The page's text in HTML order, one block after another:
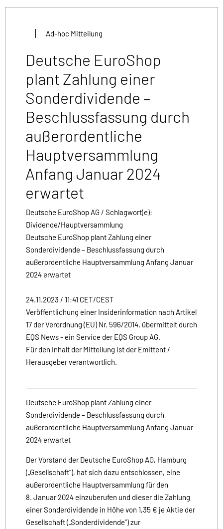
Ad-hoc Mitteilung
Deutsche EuroShop
plant Zahlung einer
Sonderdividende –
Beschlussfassung durch
außerordentliche
Hauptversammlung
Anfang Januar 2024
erwartet
Deutsche EuroShop AG / Schlagwort(e):
Dividende/Hauptversammlung
Deutsche EuroShop plant Zahlung einer
Sonderdividende – Beschlussfassung durch
außerordentliche Hauptversammlung Anfang Januar
2024 erwartet
24.11.2023 / 11:41 CET/CEST
Veröffentlichung einer Insiderinformation nach Artikel
17 der Verordnung (EU) Nr. 596/2014, übermittelt durch
EQS News - ein Service der EQS Group AG.
Für den Inhalt der Mitteilung ist der Emittent /
Herausgeber verantwortlich.
Deutsche EuroShop plant Zahlung einer
Sonderdividende – Beschlussfassung durch
außerordentliche Hauptversammlung Anfang Januar
2024 erwartet
Der Vorstand der Deutsche EuroShop AG, Hamburg
(„Gesellschaft“), hat sich dazu entschlossen, eine
außerordentliche Hauptversammlung für den
8. Januar 2024 einzuberufen und dieser die Zahlung
einer Sonderdividende in Höhe von 1,35 € je Aktie der
Gesellschaft („Sonderdividende“) zur